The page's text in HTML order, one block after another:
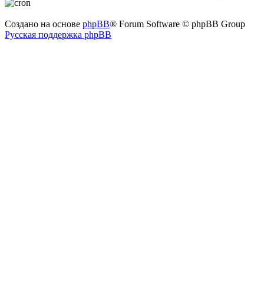
Создано на основе phpBB® Forum Software © phpBB Group
Русская поддержка phpBB